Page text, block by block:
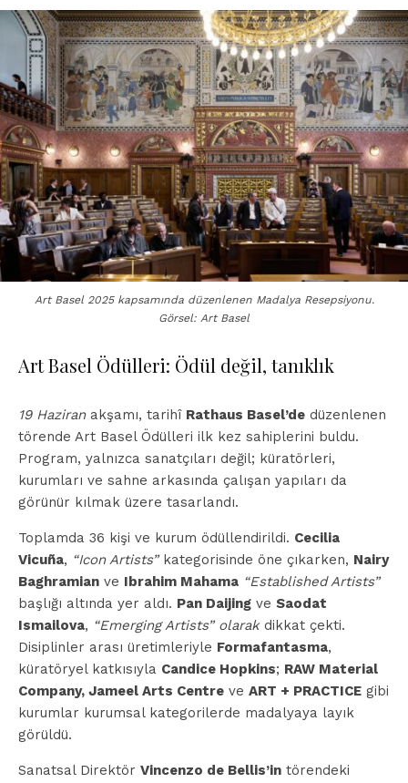
Art Basel 2025 kapsamında düzenlenen Madalya Resepsiyonu.
Görsel: Art Basel
Art Basel Ödülleri: Ödül değil, tanıklık
19 Haziranakşamı, tarihî Rathaus Basel’de düzenlenen
törende Art Basel Ödülleri ilk kez sahiplerini buldu.
Program, yalnızca sanatçıları değil; küratörleri,
kurumları ve sahne arkasında çalışan yapıları da
görünür kılmak üzere tasarlandı.
Toplamda 36 kişi ve kurum ödüllendirildi. Cecilia
Vicuña, “Icon Artists”kategorisinde öne çıkarken, Nairy
Baghramian ve Ibrahim Mahama “Established Artists”
başlığı altında yer aldı. Pan Daijing ve Saodat
Ismailova, “Emerging Artists” olarakdikkat çekti.
Disiplinler arası üretimleriyle Formafantasma,
küratöryel katkısıyla Candice Hopkins; RAW Material
Company, Jameel Arts Centre ve ART + PRACTICE gibi
kurumlar kurumsal kategorilerde madalyaya layık
görüldü.
Sanatsal Direktör Vincenzo de Bellis’in törendeki